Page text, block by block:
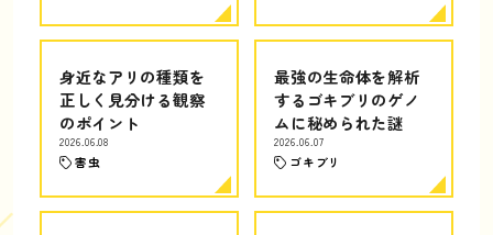
身近なアリの種類を
正しく見分ける観察
のポイント
2026.06.08
害虫
最強の生命体を解析
するゴキブリのゲノ
ムに秘められた謎
2026.06.07
ゴキブリ